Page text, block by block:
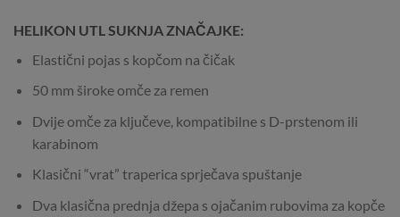
HELIKON UTL SUKNJA ZNAČAJKE:
Elastični pojas s kopčom na čičak
50 mm široke omče za remen
Dvije omče za ključeve, kompatibilne s D-prstenom ili
karabinom
Klasični “vrat” traperica sprječava spuštanje
Dva klasična prednja džepa s ojačanim rubovima za kopče